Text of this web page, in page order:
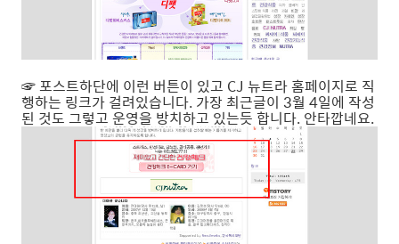
☞ 포스트하단에 이런 버튼이 있고 CJ 뉴트라 홈페이지로 직
행하는 링크가 걸려있습니다. 가장 최근글이 3월 4일에 작성
된 것도 그렇고 운영을 방치하고 있는듯 합니다. 안타깝네요.